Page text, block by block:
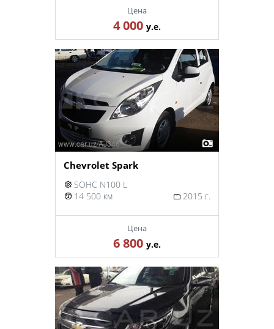
Цена
4 000 у.е.
Chevrolet Spark
SOHC N100 L
14 500 км
2015 г.
Цена
6 800 у.е.